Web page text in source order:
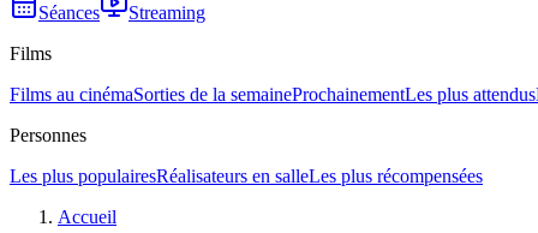
Séances
Streaming
Films
Films au cinémaSorties de la semaineProchainementLes plus attendus
Personnes
Les plus populairesRéalisateurs en salleLes plus récompensées
Accueil